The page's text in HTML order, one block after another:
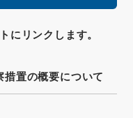
にリンクします。
置の概要について